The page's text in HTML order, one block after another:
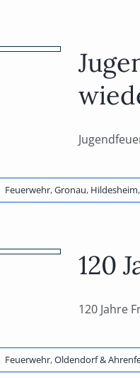
Feuerwehr,Gronau, Hildesheim,
120
120 Jahre
Feuerwehr,Oldendorf &